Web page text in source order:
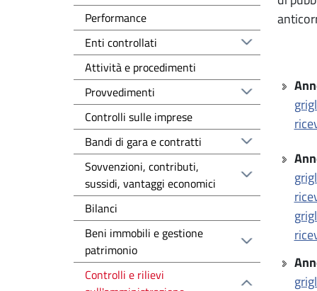
Performance
Enti controllati
Attività e procedimenti
Provvedimenti
Controlli sulle imprese
Bandi di gara e contratti
Sovvenzioni, contributi,
sussidi, vantaggi economici
Bilanci
Beni immobili e gestione
patrimonio
Controlli e rilievi